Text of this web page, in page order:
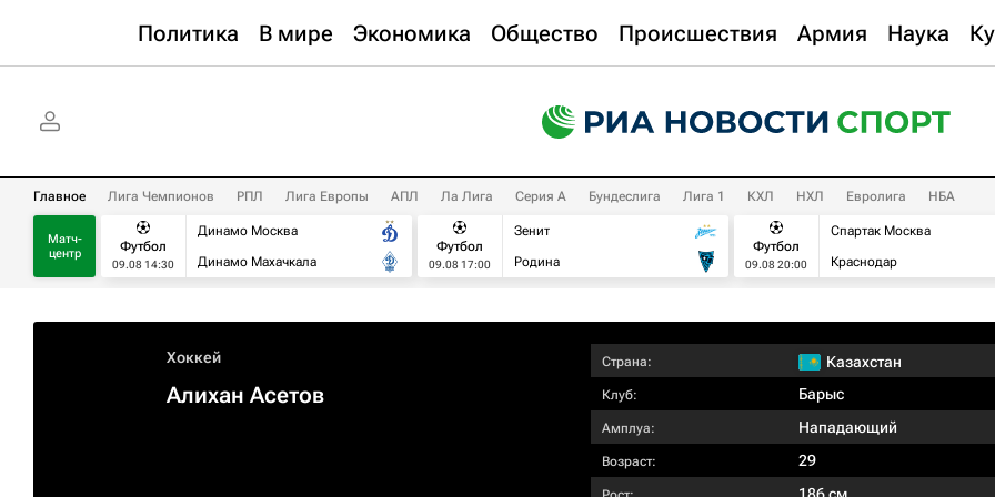
Политика В мире Экономика Общество Происшествия Армия Наука
Главное Лига Чемпионов РПЛ Лига Европы АПЛ Ла Лига Серия А Бундеслига Лига 1 КХЛ НХЛ Евролига НБА
Матч-
центр
Футбол
09.08 14:30
Динамо Москва
Динамо Махачкала
Футбол
09.08 17:00
Зенит
Родина
Футбол
09.08 20:00
Спартак Москва
Краснодар
Хоккей
Алихан Асетов
Страна: Казахстан
Клуб: Барыс
Амплуа: Нападающий
Возраст: 29